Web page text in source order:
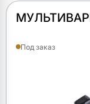
Под заказ